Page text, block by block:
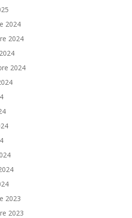
2024
2024
2024
2023
2023